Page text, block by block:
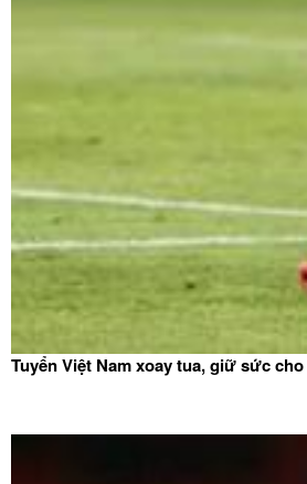
Tuyển Việt Nam xoay tua, giữ sức